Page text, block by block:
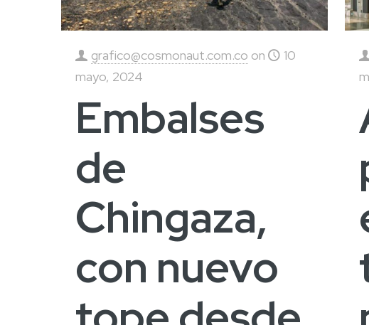
grafico@cosmonaut.com.co on
10
mayo, 2024
Embalses
de
Chingaza,
con nuevo